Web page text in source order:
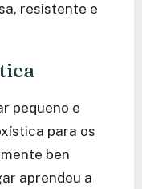
resistente e
pequeno e
para os
ben
aprendeu a